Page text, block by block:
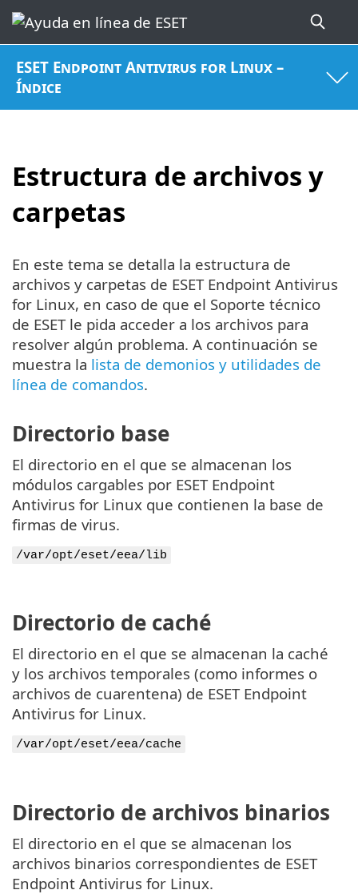
ESET Endpoint Antivirus for Linux –
Índice
Estructura de archivos y
carpetas
En este tema se detalla la estructura de
archivos y carpetas de ESET Endpoint Antivirus
for Linux, en caso de que el Soporte técnico
de ESET le pida acceder a los archivos para
resolver algún problema. A continuación se
muestra la lista de demonios y utilidades de
línea de comandos.
Directorio base
El directorio en el que se almacenan los
módulos cargables por ESET Endpoint
Antivirus for Linux que contienen la base de
firmas de virus.
/var/opt/eset/eea/lib
Directorio de caché
El directorio en el que se almacenan la caché
y los archivos temporales (como informes o
archivos de cuarentena) de ESET Endpoint
Antivirus for Linux.
/var/opt/eset/eea/cache
Directorio de archivos binarios
El directorio en el que se almacenan los
archivos binarios correspondientes de ESET
Endpoint Antivirus for Linux.